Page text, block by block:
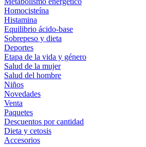
Homocisteína
Histamina
Equilibrio ácido-base
Sobrepeso y dieta
Deportes
Etapa de la vida y género
Salud de la mujer
Salud del hombre
Niños
Novedades
Venta
Paquetes
Descuentos por cantidad
Dieta y cetosis
Accesorios